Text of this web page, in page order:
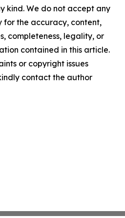
kind. We do not accept any
for the accuracy, content,
completeness, legality, or
contained in this article.
or copyright issues
contact the author